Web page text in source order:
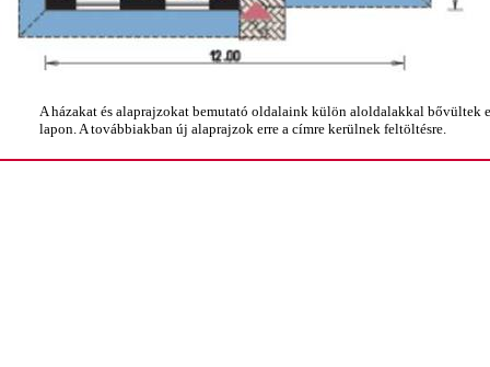
A házakat és alaprajzokat bemutató oldalaink külön aloldalakkal bővültek
lapon. A továbbiakban új alaprajzok erre a címre kerülnek feltöltésre.